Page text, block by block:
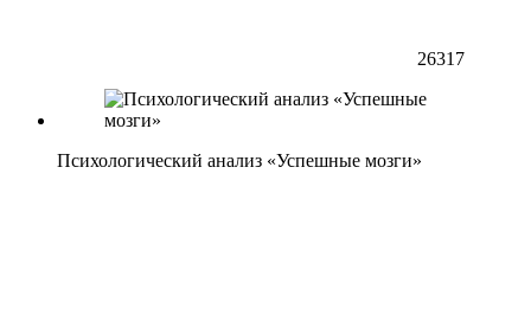
26317
Психологический анализ «Успешные мозги»